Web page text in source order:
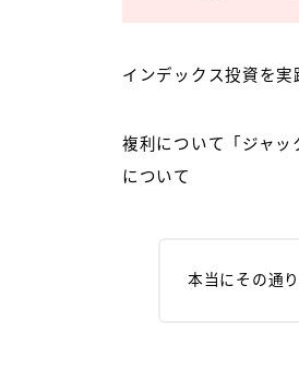
インデックス投資を実
複利について「ジャ
について
本当にその通